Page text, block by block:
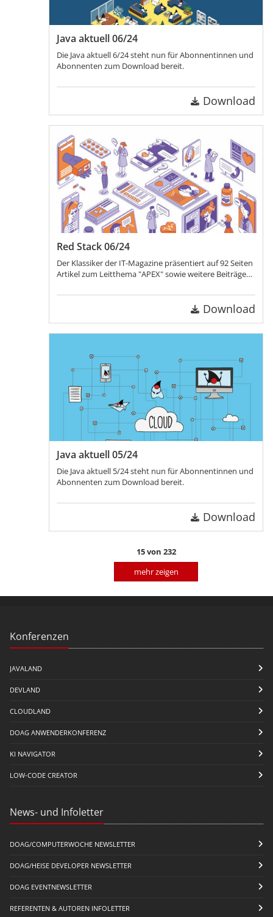
Java aktuell 06/24
Die Java aktuell 6/24 steht nun für Abonnentinnen und
Abonnenten zum Download bereit.
Download
Red Stack 06/24
Der Klassiker der IT-Magazine präsentiert auf 92 Seiten
Artikel zum Leitthema "APEX" sowie weitere Beiträge
Things, Datenbanken und PL/SQL.
Download
Java aktuell 05/24
Die Java aktuell 5/24 steht nun für Abonnentinnen und
Abonnenten zum Download bereit.
Download
15von 232
mehr zeigen
Konferenzen
JAVALAND
DEVLAND
CLOUDLAND
DOAG ANWENDERKONFERENZ
KI NAVIGATOR
LOW-CODE CREATOR
News- und Infoletter
DOAG/COMPUTERWOCHE NEWSLETTER
DOAG/HEISE DEVELOPER NEWSLETTER
DOAG EVENTNEWSLETTER
REFERENTEN & AUTOREN INFOLETTER